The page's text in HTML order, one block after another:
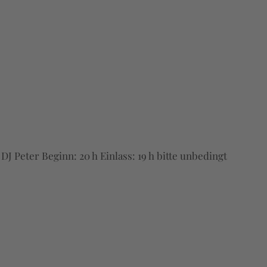
Peter Beginn: 20 h Einlass: 19 h bitte unbedingt